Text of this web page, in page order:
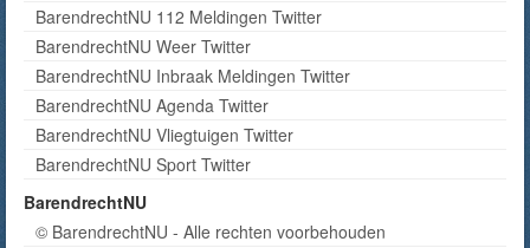
BarendrechtNU 112 Meldingen Twitter
BarendrechtNU Weer Twitter
BarendrechtNU Inbraak Meldingen Twitter
BarendrechtNU Agenda Twitter
BarendrechtNU Vliegtuigen Twitter
BarendrechtNU Sport Twitter
BarendrechtNU
© BarendrechtNU - Alle rechten voorbehouden